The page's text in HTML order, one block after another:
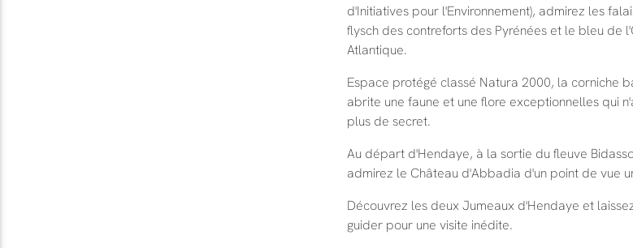
d'Initiatives pour l'Environnement), admirez les
flysch des contreforts des Pyrénées et le bleu de
Atlantique.
Espace protégé classé Natura 2000, la corniche
abrite une faune et une flore exceptionnelles qui
plus de secret.
Au départ d'Hendaye, à la sortie du fleuve
admirez le Château d'Abbadia d'un point de vue
Découvrez les deux Jumeaux d'Hendaye et
guider pour une visite inédite.